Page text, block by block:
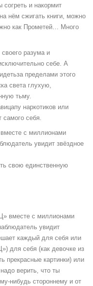
и накормит
нём сжигать книги, можно
как Прометей… Много
разума и
себе. А
пределами этого
света глухую,
тьму.
наркотиков или
себя.
с миллионами
увидит звёздное
свою единственную
вместе с миллионами
увидит
каждый для себя или
для себя (как девочке из
прекрасные картинки) или
верить, что ты
нибудь стороннему и от